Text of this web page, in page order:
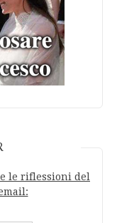
le riflessioni del